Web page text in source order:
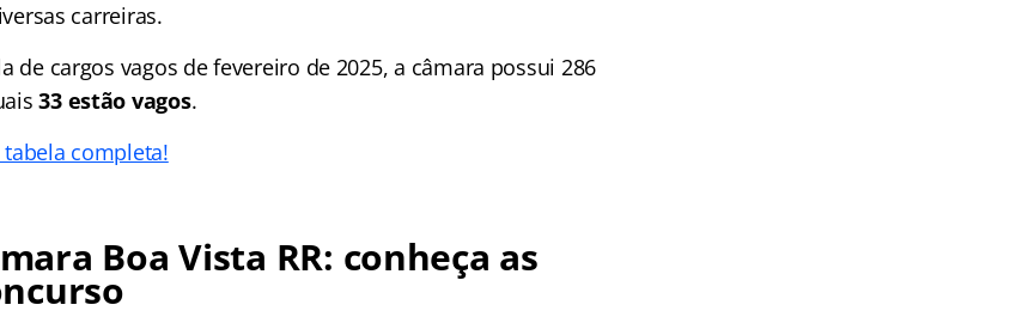
carreiras.
de cargos vagos de fevereiro de 2025, a câmara possui 286
33 estão vagos.
completa!
Boa Vista RR: conheça as